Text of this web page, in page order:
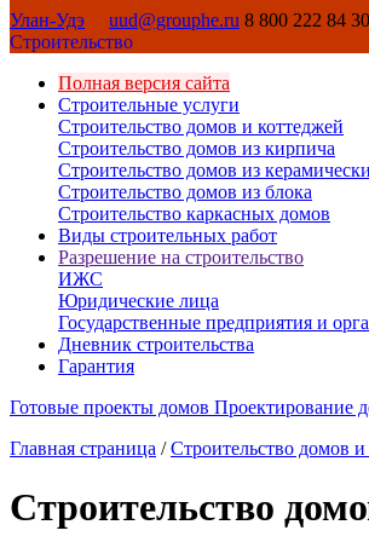
Улан-Удэ uud@grouphe.ru 8 800 222 84 30
Строительство
Полная версия сайта
Строительные услуги
Строительство домов и коттеджей
Строительство домов из кирпича
Строительство домов из
Строительство домов из блока
Строительство каркасных домов
Виды строительных работ
Разрешение на строительство
ИЖС
Юридические лица
Государственные предприятия и
Дневник строительства
Гарантия
Готовые проекты домов Проектирование
Главная страница / Строительство домов и
Строительство